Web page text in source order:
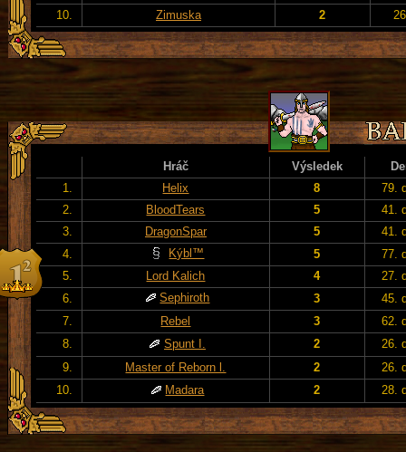
10.
Zimuska 2
Hráč Výsledek
1.
Helix 8
79.
2.
BloodTears 5
41.
3.
DragonSpar 5
41.
4.
Kýbl™ 5
77.
5.
Lord Kalich 4
27.
6.
Sephiroth 3
45.
7.
Rebel 3
62.
8.
Spunt I. 2
26.
9.
Master of Reborn l. 2
26.
10.
Madara 2 28.